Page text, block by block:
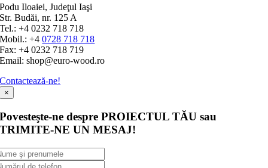
Podu Iloaiei, Judeţul Iaşi
Str. Budăi, nr. 125 A
Tel.: +4 0232 718 718
Mobil.: +40728 718 718
Fax: +4 0232 718 719
Email: shop@euro-wood.ro
Contactează-ne!
×
Povesteşte-ne despre PROIECTUL TĂU sau
TRIMITE-NE UN MESAJ!